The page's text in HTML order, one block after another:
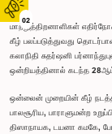
02
மாற்றுத்திறனாளிகள்
கீழ் பலப்படுத்துவது
கலாநிதி சுதர்ஷனி
ஒன்றியத்தினால் கடந்த 28ஆம்
ஒன்லைன் முறையின் கீழ்
பாலசூரிய, பாராளுமன்ற
திஸாநாயக, டயனா கமகே,